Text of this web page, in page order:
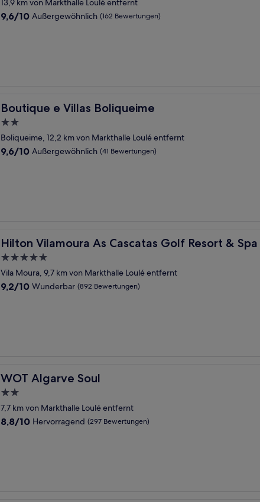
Unterkunft
13,9 km von Markthalle Loulé entfernt
9.6
9,6/10 Außergewöhnlich (162 Bewertungen)
Boutique e Villas Boliqueime
Boutique e Villas Boliqueime
2.0-
Sterne-
Unterkunft
Boliqueime, 12,2 km von Markthalle Loulé entfernt
9.6
9,6/10 Außergewöhnlich (41 Bewertungen)
Hilton Vilamoura As Cascatas Golf Resort & Spa
Hilton Vilamoura As Cascatas Golf Resort & Spa
5.0-
Sterne-
Unterkunft
Vila Moura, 9,7 km von Markthalle Loulé entfernt
9.2
9,2/10 Wunderbar (892 Bewertungen)
WOT Algarve Soul
WOT Algarve Soul
2.0-
Sterne-
Unterkunft
7,7 km von Markthalle Loulé entfernt
8.8
8,8/10 Hervorragend (297 Bewertungen)